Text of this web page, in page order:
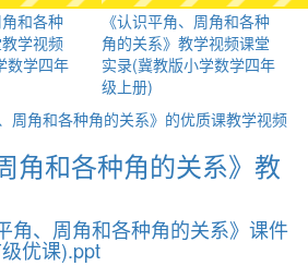
角和各种
学视频
数学四年
《认识平角、周角和各种
角的关系》教学视频课堂
实录(冀教版小学数学四年
级上册)
周角和各种角的关系》的优质课教学视频
角和各种角的关系》教
角、周角和各种角的关系》课件
优课).ppt